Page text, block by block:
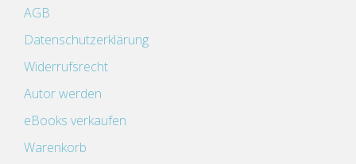
AGB
Datenschutzerklärung
Widerrufsrecht
Autor werden
eBooks verkaufen
Warenkorb